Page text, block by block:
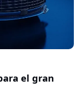
el gran